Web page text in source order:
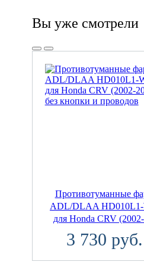
Вы уже смотрели
Противотуманные
ADL/DLAA
для Honda CRV
3 730 руб.